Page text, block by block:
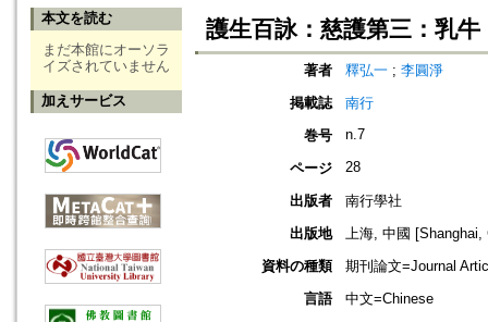
本文を読む
まだ本館にオーソラ
イズされていません
加えサービス
護生百詠：慈護第三：乳牛
著者 釋弘一 ; 李圓淨
掲載誌
南行
巻号
n.7
ページ 28
出版者
南行學社
出版地
上海, 中國 [Shanghai,
資料の種類
期刊論文=Journal
言語
中文=Chinese